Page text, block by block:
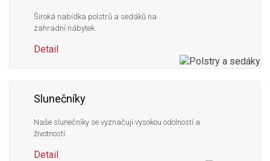
Široká nabídka polstrů a sedáků na
zahradní nábytek.
Detail
Slunečníky
Naše slunečníky se vyznačují vysokou odolností a
životností.
Detail